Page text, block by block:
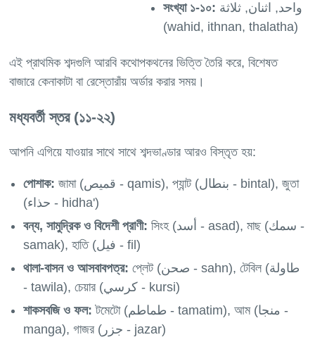
সংখ্যা ১-১০:
(wahid, ithnan, thalatha)
এই প্রাথমিক শব্দগুলি আরবি কথোপকথনের ভিত্তি তৈরি করে, বিশেষত
মধ্যবর্তী স্তর (১১-২২)
আপনি এগিয়ে যাওয়ার সাথে সাথে শব্দভাণ্ডার আরও বিস্তৃত হয়:
পোশাক: জামা (قميص - qamis), প্যান্ট (بنطال - bintal), জুতা
(حذاء - hidha')
বন্য, সামুদ্রিক ও বিদেশী প্রাণী: সিংহ (أسد - asad), মাছ (سمك -
samak), হাতি (فيل - fil)
থালা-বাসন ও আসবাবপত্র: প্লেট (صحن - sahn), টেবিল (طاولة
- tawila), চেয়ার (كرسي - kursi)
শাকসবজি ও ফল: টমেটো (طماطم - tamatim), আম (منجا -
manga), গাজর (جزر - jazar)